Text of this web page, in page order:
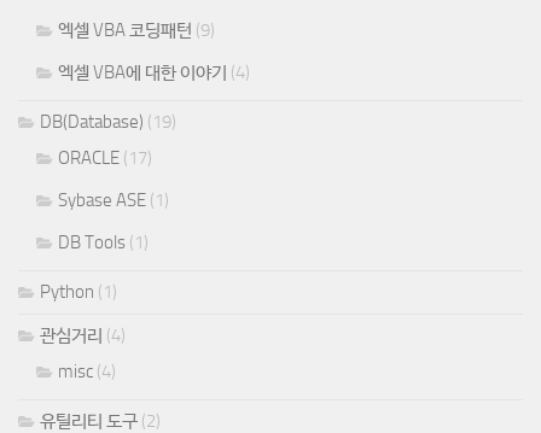
엑셀 VBA 코딩패턴 (9)
엑셀 VBA에 대한 이야기 (4)
DB(Database) (19)
ORACLE (17)
Sybase ASE (1)
DB Tools (1)
Python (1)
관심거리 (4)
misc (4)
유틸리티 도구 (2)